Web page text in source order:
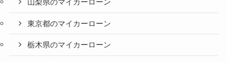
山梨県のマイカーローン
東京都のマイカーローン
栃木県のマイカーローン